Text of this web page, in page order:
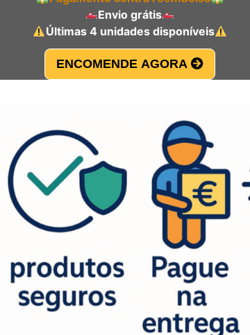
Envio grátis
Últimas 4 unidades disponíveis
ENCOMENDE AGORA